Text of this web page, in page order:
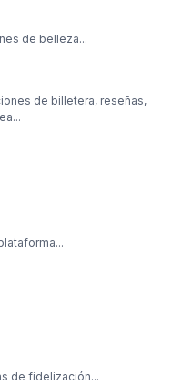
de belleza...
de billetera, reseñas,
de fidelización...